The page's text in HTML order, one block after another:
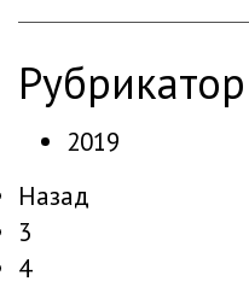
2019
Назад
3
4